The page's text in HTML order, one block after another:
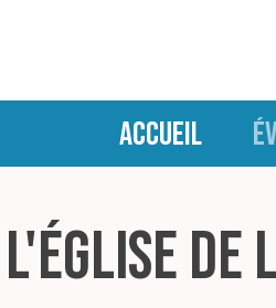
ACCUEIL
L'église de